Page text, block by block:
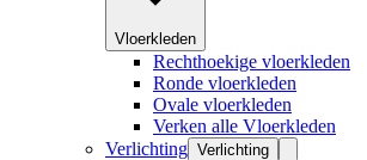
Vloerkleden
Rechthoekige vloerkleden
Ronde vloerkleden
Ovale vloerkleden
Verken alle Vloerkleden
Verlichting Verlichting